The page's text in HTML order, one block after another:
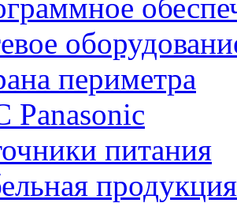
периметра
Panasonic
питания
продукция